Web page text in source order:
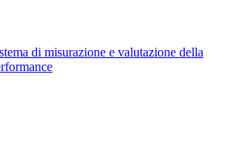
di misurazione e valutazione della